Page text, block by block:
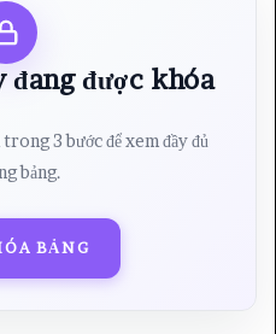
đang được khóa
3 bước để xem đầy đủ
bảng.
BẢNG